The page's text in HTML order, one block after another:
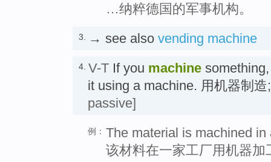
…纳粹德国的军事机构。
3. → see also vending machine
4. V-T If you machine
it using a machine. 用机器制
passive]
例： The material is machined in
该材料在一家工厂用机器加